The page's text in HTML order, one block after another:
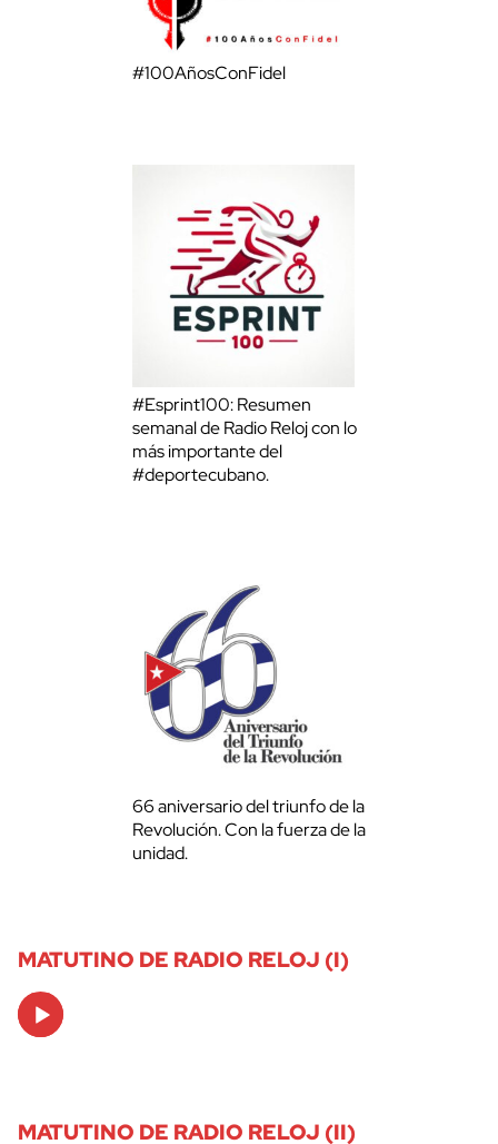
#100AñosConFidel
#Esprint100: Resumen
semanal de Radio Reloj con lo
más importante del
#deportecubano.
66 aniversario del triunfo de la
Revolución. Con la fuerza de la
unidad.
MATUTINO DE RADIO RELOJ (I)
Audio
Player
MATUTINO DE RADIO RELOJ (II)